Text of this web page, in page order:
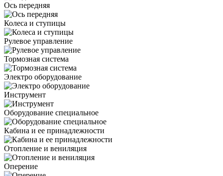
Ось передняя
Колеса и ступицы
Рулевое управление
Тормозная система
Электро оборудование
Инструмент
Оборудование специальное
Кабина и ее принадлежности
Отопление и вениляция
Оперение